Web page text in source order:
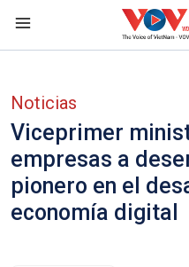
Noticias
Viceprimer
empresas a
pionero en el
economía digital